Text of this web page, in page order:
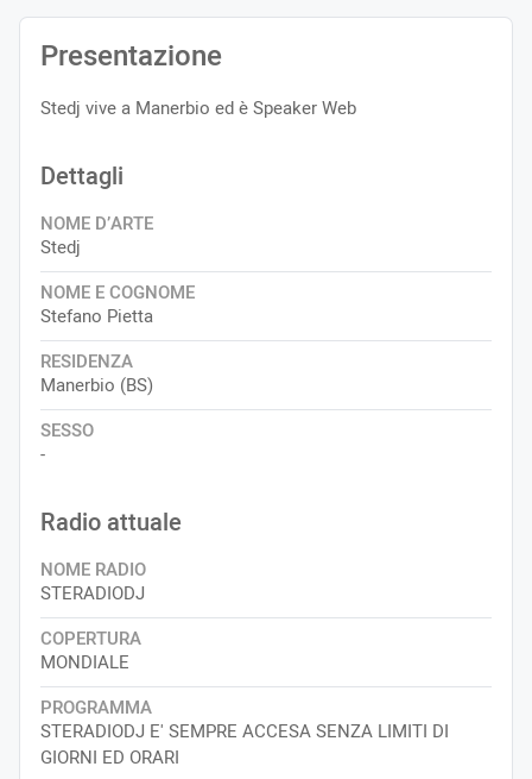
Presentazione
Stedj vive a Manerbio ed è Speaker Web
Dettagli
NOME D’ARTE
Stedj
NOME E COGNOME
Stefano Pietta
RESIDENZA
Manerbio (BS)
SESSO
-
Radio attuale
NOME RADIO
STERADIODJ
COPERTURA
MONDIALE
PROGRAMMA
STERADIODJ E' SEMPRE ACCESA SENZA LIMITI DI
GIORNI ED ORARI